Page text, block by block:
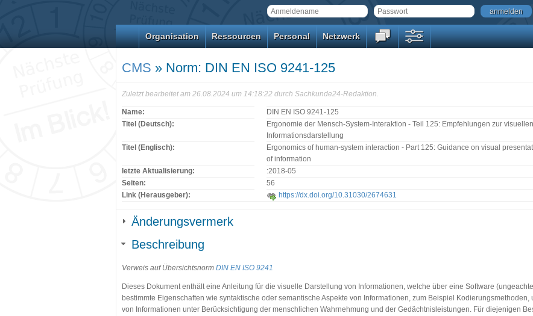
anmelden
Organisation Ressourcen Personal Netzwerk
CMS » Norm: DIN EN ISO 9241-125
Zuletzt bearbeitet am 26.08.2024 um 14:18:22 durch Sachkunde24-Redaktion.
Name:
DIN EN ISO 9241-125
Titel (Deutsch):
Ergonomie der Mensch-System-Interaktion - Teil 125: Empfehlungen zur visuellen
Informationsdarstellung
Titel (Englisch):
Ergonomics of human-system interaction - Part 125: Guidance on visual
of information
letzte Aktualisierung:
:2018-05
Seiten:
56
Link (Herausgeber):
https://dx.doi.org/10.31030/2674631
Änderungsvermerk
Beschreibung
Verweis auf Übersichtsnorm DIN EN ISO 9241
Dieses Dokument enthält eine Anleitung für die visuelle Darstellung von Informationen, welche über eine Software
bestimmte Eigenschaften wie syntaktische oder semantische Aspekte von Informationen, zum Beispiel
von Informationen unter Berücksichtigung der menschlichen Wahrnehmung und der Gedächtnisleistungen. Für diejenigen